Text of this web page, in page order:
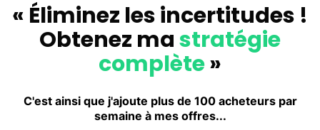
« Éliminez les incertitudes !
Obtenez mastratégie
complète»
C'est ainsi que j'ajoute plus de 100 acheteurs par
semaine à mes offres...